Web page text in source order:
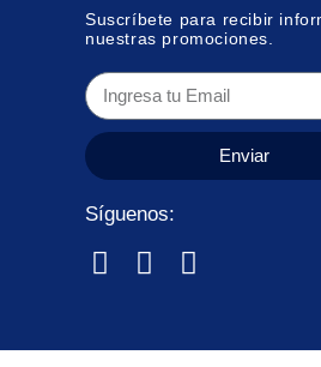
Suscríbete para recibir
nuestras promociones.
Enviar
Síguenos: